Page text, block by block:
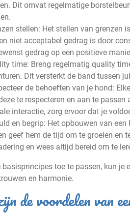
Dit omvat regelmatige
stellen: Het stellen van grenzen
niet acceptabel gedrag is door
gedrag op een positieve
time: Breng regelmatig quality
Dit versterkt de band tussen
de behoeften van je hond:
te respecteren en aan te
interactie, zorg ervoor dat je
en begrip: Het opbouwen van
geef hem de tijd om te groeien en
en wees altijd bereid om te
basisprincipes toe te passen, kun
en harmonie.
de voordelen van